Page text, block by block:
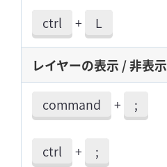
ctrl + L
レイヤーの表示 / 非表示
command + ;
ctrl + ;